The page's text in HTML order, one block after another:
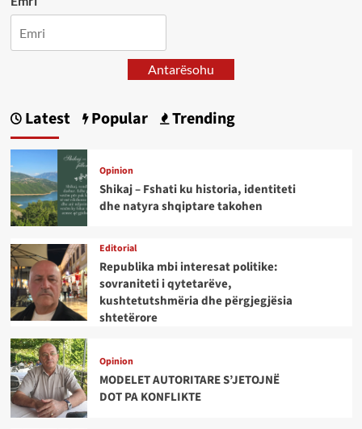
Antarësohu
Latest Popular Trending
Opinion
Shikaj – Fshati ku historia, identiteti
dhe natyra shqiptare takohen
Editorial
Republika mbi interesat politike:
sovraniteti i qytetarëve,
kushtetutshmëria dhe përgjegjësia
shtetërore
Opinion
MODELET AUTORITARE S’JETOJNË
DOT PA KONFLIKTE